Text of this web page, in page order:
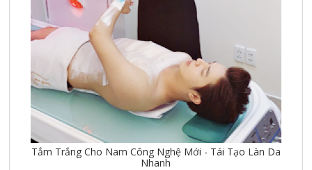
Tắm Trắng Cho Nam Công Nghệ Mới - Tái Tạo Làn Da
Nhanh